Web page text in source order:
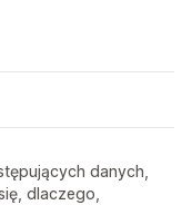
danych,
dlaczego,